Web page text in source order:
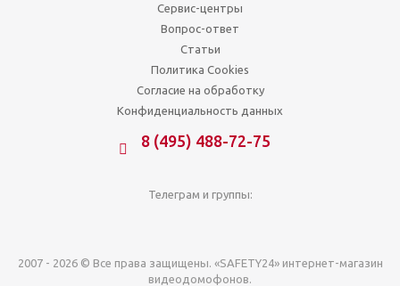
Сервис-центры
Вопрос-ответ
Статьи
Политика Cookies
Согласие на обработку
Конфиденциальность данных
8 (495) 488-72-75
Телеграм и группы:
2007 - 2026 © Все права защищены. «SAFETY24» интернет-магазин
видеодомофонов.